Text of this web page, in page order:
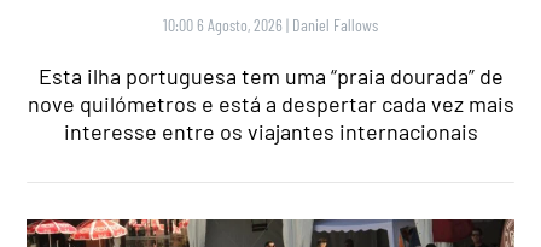
10:00 6 Agosto, 2026 | Daniel Fallows
Esta ilha portuguesa tem uma “praia dourada” de
nove quilómetros e está a despertar cada vez mais
interesse entre os viajantes internacionais